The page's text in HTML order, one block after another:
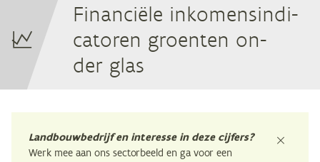
Fi­nan­ci­ë­le in­ko­mens­in­di­
ca­to­ren groen­ten on­
der glas
sluiten
Landbouwbedrijf en interesse in deze cijfers?
Werk mee aan ons sectorbeeld en ga voor een